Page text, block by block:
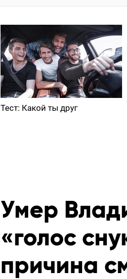
Тест: Какой ты друг
Умер
«голос
причина